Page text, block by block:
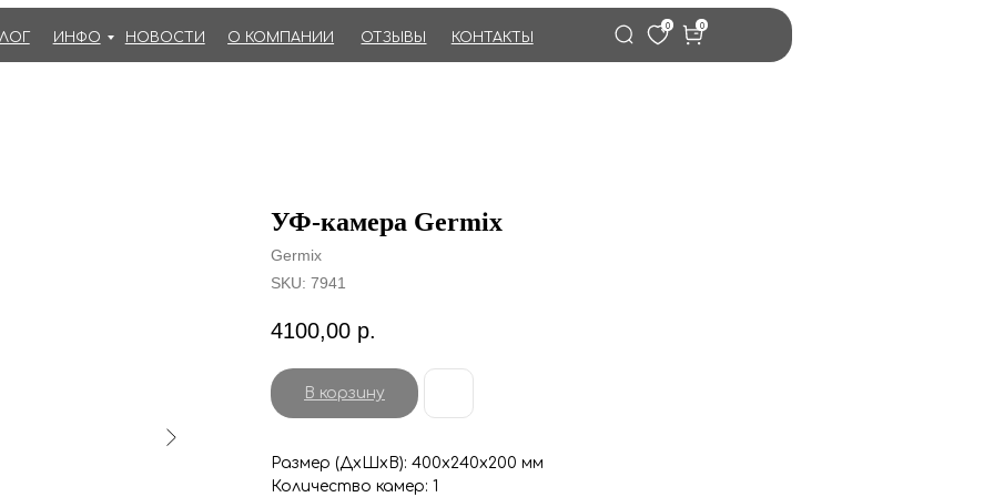
0 0
ИНФО НОВОСТИ О КОМПАНИИ ОТЗЫВЫ КОНТАКТЫ
УФ-камера Germix
Germix
SKU: 7941
4100,00 р.
В корзину
Размер (ДхШхВ): 400x240x200 мм
Количество камер: 1